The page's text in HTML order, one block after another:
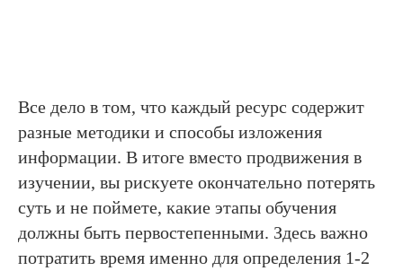
Все дело в том, что каждый ресурс содержит
разные методики и способы изложения
информации. В итоге вместо продвижения в
изучении, вы рискуете окончательно потерять
суть и не поймете, какие этапы обучения
должны быть первостепенными. Здесь важно
потратить время именно для определения 1-2